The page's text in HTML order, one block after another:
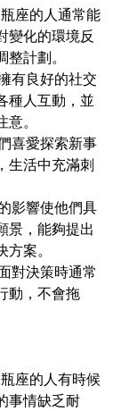
瓶座的人通常能
變化的環境反
計劃。
有良好的社交
種人互動，並
。
喜愛探索新事
生活中充滿刺
影響使他們具
景，能夠提出
案。
對決策時通常
動，不會拖
瓶座的人有時候
事情缺乏耐